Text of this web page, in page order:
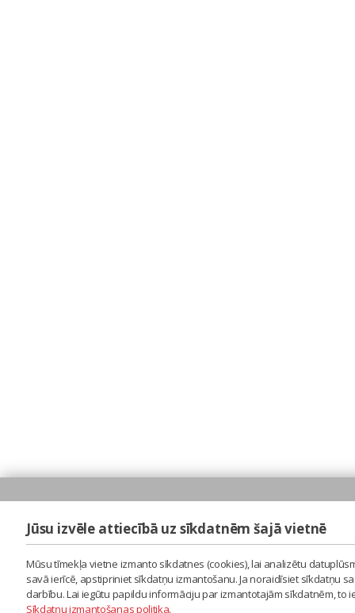
Jūsu izvēle attiecībā uz sīkdatnēm šajā vietnē
Mūsu tīmekļa vietne izmanto sīkdatnes (cookies), lai analizētu
savā ierīcē, apstipriniet sīkdatņu izmantošanu. Ja noraidīsiet sīkdatņu
darbību. Lai iegūtu papildu informāciju par izmantotajām sīkdatnēm,
Sīkdatņu izmantošanas politika.